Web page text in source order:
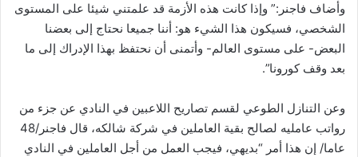
وأضاف فاجنر:” وإذا كانت هذه الأزمة قد علمتني شيئا على المستوى
الشخصي، فسيكون هذا الشيء هو: أننا جميعا نحتاج إلى بعضنا
البعض- على مستوى العالم- وأتمنى أن نحتفظ بهذا الإدراك إلى ما
بعد وقف كورونا”.
وعن التنازل الطوعي لقسم تصاريح اللاعبين في النادي عن جزء من
رواتب عامليه لصالح بقية العاملين في شركة شالكه، قال فاجنر/48
عاما/ إن هذا أمر “بديهي، فيجب العمل من أجل العاملين في النادي